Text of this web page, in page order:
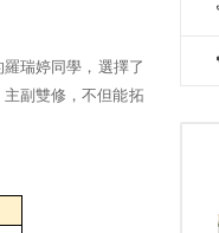
瑞婷同學，選擇了
副雙修，不但能拓